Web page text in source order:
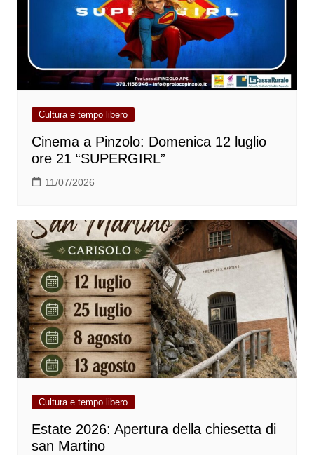
Cultura e tempo libero
Cinema a Pinzolo: Domenica 12 luglio
ore 21 “SUPERGIRL”
11/07/2026
Cultura e tempo libero
Estate 2026: Apertura della chiesetta di
san Martino